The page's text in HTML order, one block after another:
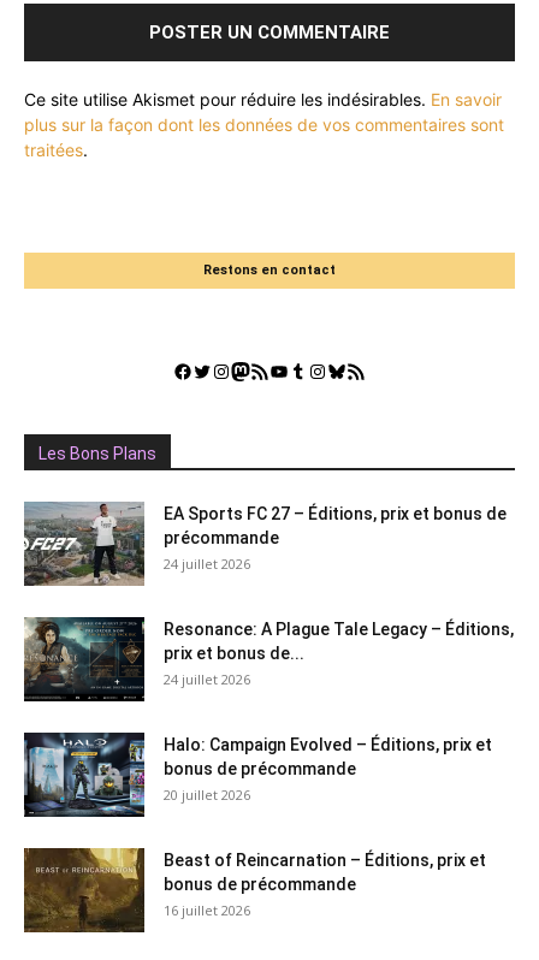
Ce site utilise Akismet pour réduire les indésirables. En savoir
plus sur la façon dont les données de vos commentaires sont
traitées.
Restons en contact
Facebook
Twitter
Instagram
Mastodon
Flux RSSYouTube
Tumblr
Instagram
Bluesky
GestGame
Les Bons Plans
EA Sports FC 27 – Éditions, prix et bonus de
précommande
24 juillet 2026
Resonance: A Plague Tale Legacy – Éditions,
prix et bonus de...
24 juillet 2026
Halo: Campaign Evolved – Éditions, prix et
bonus de précommande
20 juillet 2026
Beast of Reincarnation – Éditions, prix et
bonus de précommande
16 juillet 2026